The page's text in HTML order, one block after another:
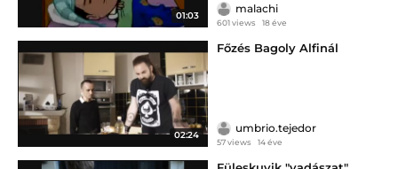
01:03
malachi
601 views 18 éve
02:24
Főzés Bagoly Alfinál
umbrio.tejedor
57 views 14 éve